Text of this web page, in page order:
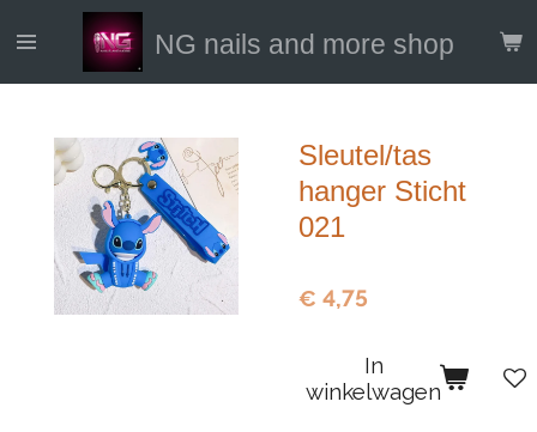
direct
NG nails and more shop
Sleutel/tas
hanger Sticht
021
€ 4,75
In
winkelwagen